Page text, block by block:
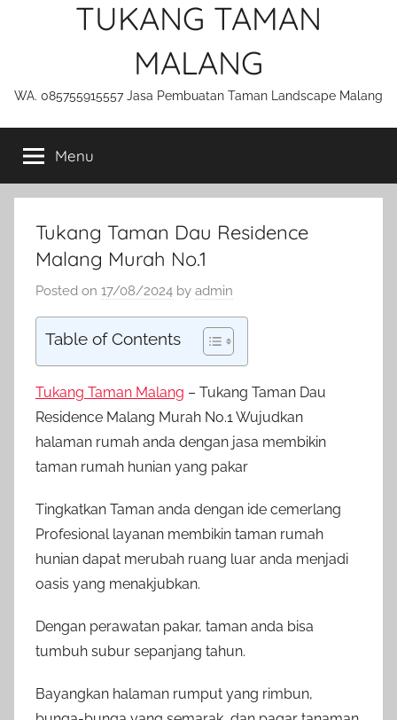
TUKANG TAMAN
MALANG
WA. 085755915557 Jasa Pembuatan Taman Landscape Malang
Menu
Tukang Taman Dau Residence
Malang Murah No.1
Posted on 17/08/2024 by admin
Table of Contents
Tukang Taman Malang – Tukang Taman Dau
Residence Malang Murah No.1 Wujudkan
halaman rumah anda dengan jasa membikin
taman rumah hunian yang pakar
Tingkatkan Taman anda dengan ide cemerlang
Profesional layanan membikin taman rumah
hunian dapat merubah ruang luar anda menjadi
oasis yang menakjubkan.
Dengan perawatan pakar, taman anda bisa
tumbuh subur sepanjang tahun.
Bayangkan halaman rumput yang rimbun,